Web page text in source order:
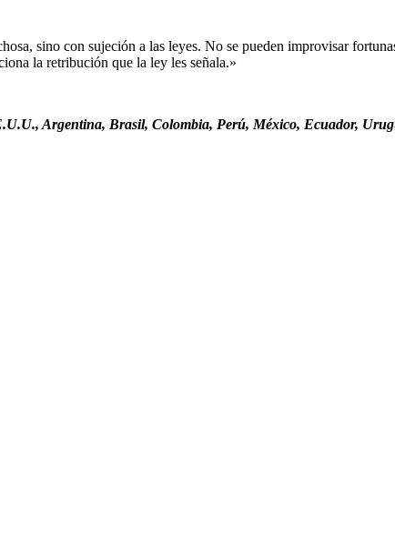
sino con sujeción a las leyes. No se pueden improvisar
la retribución que la ley les señala.»
Argentina, Brasil, Colombia, Perú, México, Ecuador,